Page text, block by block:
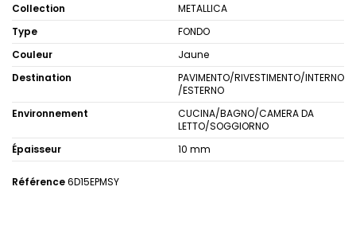
Collection
METALLICA
Type
FONDO
Couleur
Jaune
Destination
PAVIMENTO/RIVESTIMENTO/INTERNO
/ESTERNO
Environnement
CUCINA/BAGNO/CAMERA DA
LETTO/SOGGIORNO
Épaisseur
10 mm
Référence6D15EPMSY